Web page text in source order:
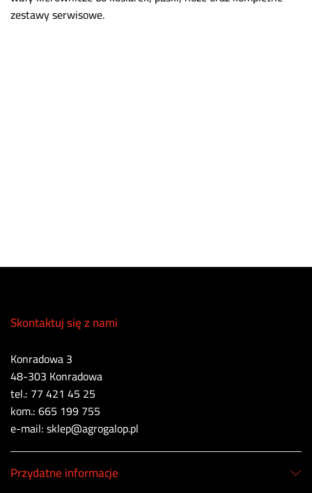
zestawy serwisowe.
Skontaktuj się z nami
Konradowa 3
48-303 Konradowa
tel.: 77 421 45 25
kom.: 665 199 755
e-mail: sklep@agrogalop.pl
Przydatne informacje